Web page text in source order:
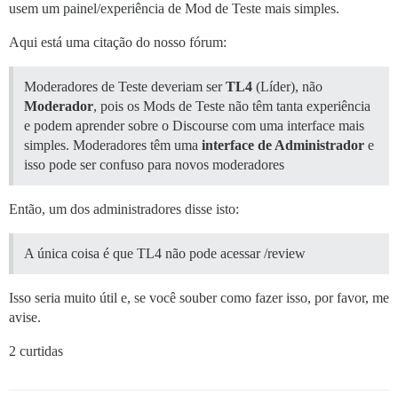
usem um painel/experiência de Mod de Teste mais simples.
Aqui está uma citação do nosso fórum:
Moderadores de Teste deveriam serTL4 (Líder), não
Moderador, pois os Mods de Teste não têm tanta experiência
e podem aprender sobre o Discourse com uma interface mais
simples. Moderadores têm uma interface de Administrador e
isso pode ser confuso para novos moderadores
Então, um dos administradores disse isto:
A única coisa é que TL4 não pode acessar /review
Isso seria muito útil e, se você souber como fazer isso, por favor, me
avise.
2 curtidas